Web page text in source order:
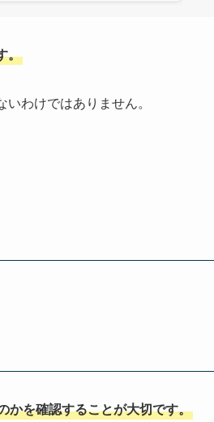
。
わけではありません。
かを確認することが大切です。